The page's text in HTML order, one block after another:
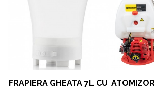
FRAPIERA GHEATA 7L CU